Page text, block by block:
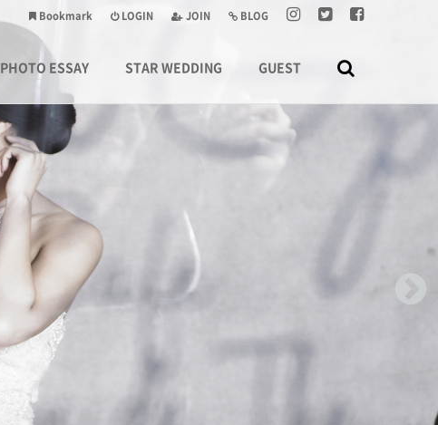
BLOG
JOIN
LOGIN
Bookmark
PHOTO ESSAY STAR WEDDING GUEST